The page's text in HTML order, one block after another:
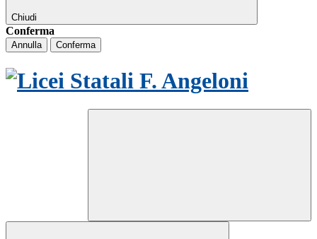
Chiudi
Conferma
Annulla Conferma